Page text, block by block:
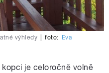
výhledy foto:
Eva
je celoročně volně